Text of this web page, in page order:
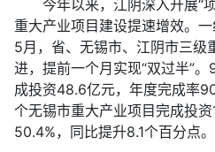
今年以来，江阴深入开展“
重大产业项目建设提速增效。
5月，省、无锡市、江阴市三级
进，提前一个月实现“双过半”
成投资48.6亿元，年度完成率
个无锡市重大产业项目完成投
50.4%，同比提升8.1个百分点。